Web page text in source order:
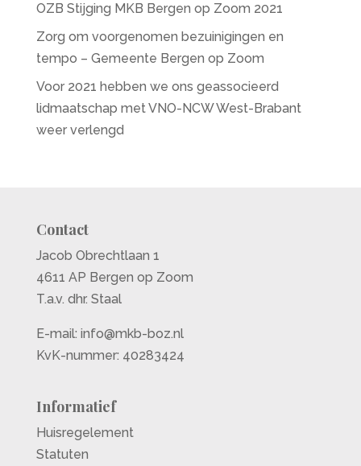
OZB Stijging MKB Bergen op Zoom 2021
Zorg om voorgenomen bezuinigingen en
tempo – Gemeente Bergen op Zoom
Voor 2021 hebben we ons geassocieerd
lidmaatschap met VNO-NCW West-Brabant
weer verlengd
Contact
Jacob Obrechtlaan 1
4611 AP Bergen op Zoom
T.a.v. dhr. Staal
E-mail: info@mkb-boz.nl
KvK-nummer: 40283424
Informatief
Huisregelement
Statuten